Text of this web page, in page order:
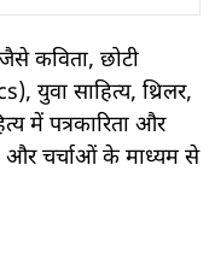
कविता, छोटी
युवा साहित्य, थ्रिलर,
में पत्रकारिता और
और चर्चाओं के माध्यम से